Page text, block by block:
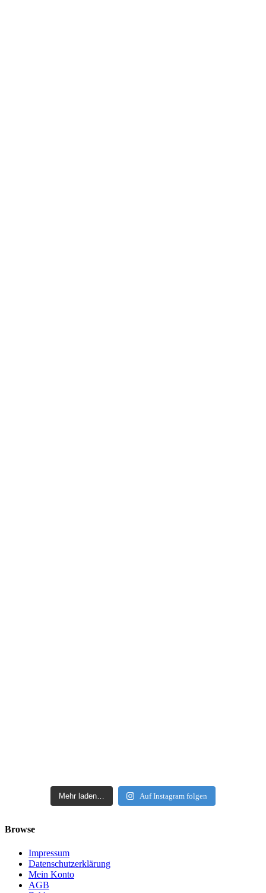
Mehr laden… Auf Instagram folgen
Browse
Impressum
Datenschutzerklärung
Mein Konto
AGB